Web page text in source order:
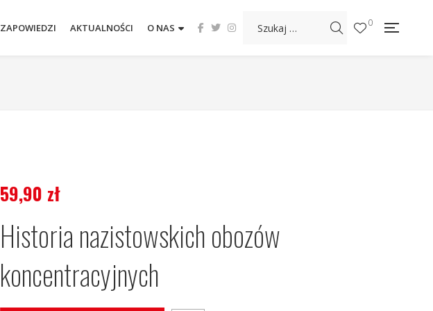
ZAPOWIEDZI AKTUALNOŚCI O NAS 0
59,90 zł
Historia nazistowskich obozów
koncentracyjnych